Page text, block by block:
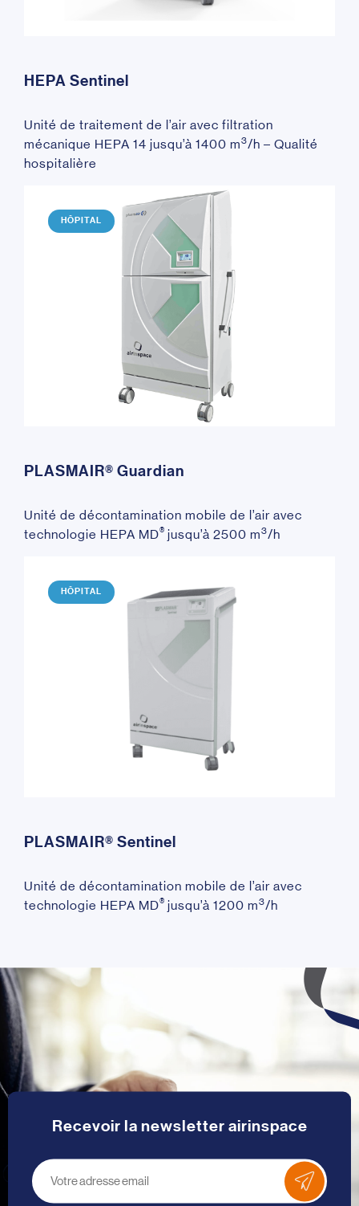
HEPA Sentinel
Unité de traitement de l’air avec filtration
mécanique HEPA 14 jusqu’à 1400 m3/h – Qualité
hospitalière
HÔPITAL
PLASMAIR® Guardian
Unité de décontamination mobile de l’air avec
technologie HEPA MD® jusqu’à 2500 m3/h
HÔPITAL
PLASMAIR® Sentinel
Unité de décontamination mobile de l’air avec
technologie HEPA MD® jusqu’à 1200 m3/h
Recevoir la newsletter airinspace